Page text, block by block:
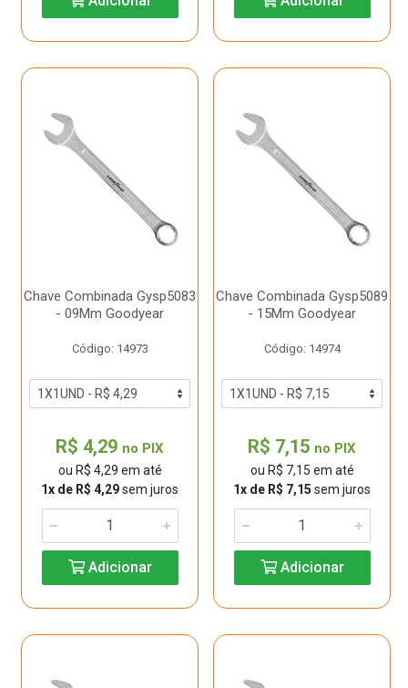
Chave Combinada Gysp5083
- 09Mm Goodyear
Código: 14973
R$ 4,29 no PIX
ou R$ 4,29 em até
1x de R$ 4,29sem juros
Adicionar
Chave Combinada Gysp5089
- 15Mm Goodyear
Código: 14974
R$ 7,15 no PIX
ou R$ 7,15 em até
1x de R$ 7,15 sem juros
Adicionar